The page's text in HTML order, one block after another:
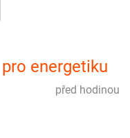
energetiku
před hodinou